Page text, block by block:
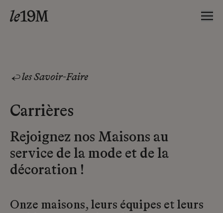
les Savoir-Faire
Carrières
Rejoignez nos Maisons au
service de la mode et de la
décoration !
Onze maisons, leurs équipes et leurs